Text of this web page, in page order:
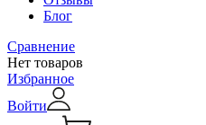
Блог
Сравнение
Нет товаров
Избранное
Войти